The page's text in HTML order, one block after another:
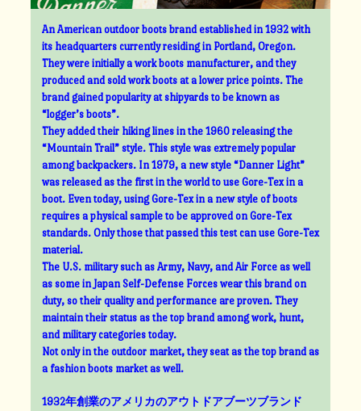
An American outdoor boots brand established in 1932 with
its headquarters currently residing in Portland, Oregon.
They were initially a work boots manufacturer, and they
produced and sold work boots at a lower price points. The
brand gained popularity at shipyards to be known as
“logger’s boots”.
They added their hiking lines in the 1960 releasing the
“Mountain Trail” style. This style was extremely popular
among backpackers. In 1979, a new style “Danner Light”
was released as the first in the world to use Gore-Tex in a
boot. Even today, using Gore-Tex in a new style of boots
requires a physical sample to be approved on Gore-Tex
standards. Only those that passed this test can use Gore-Tex
material.
The U.S. military such as Army, Navy, and Air Force as well
as some in Japan Self-Defense Forces wear this brand on
duty, so their quality and performance are proven. They
maintain their status as the top brand among work, hunt,
and military categories today.
Not only in the outdoor market, they seat as the top brand as
a fashion boots market as well.
1932年創業のアメリカのアウトドアブーツブランド